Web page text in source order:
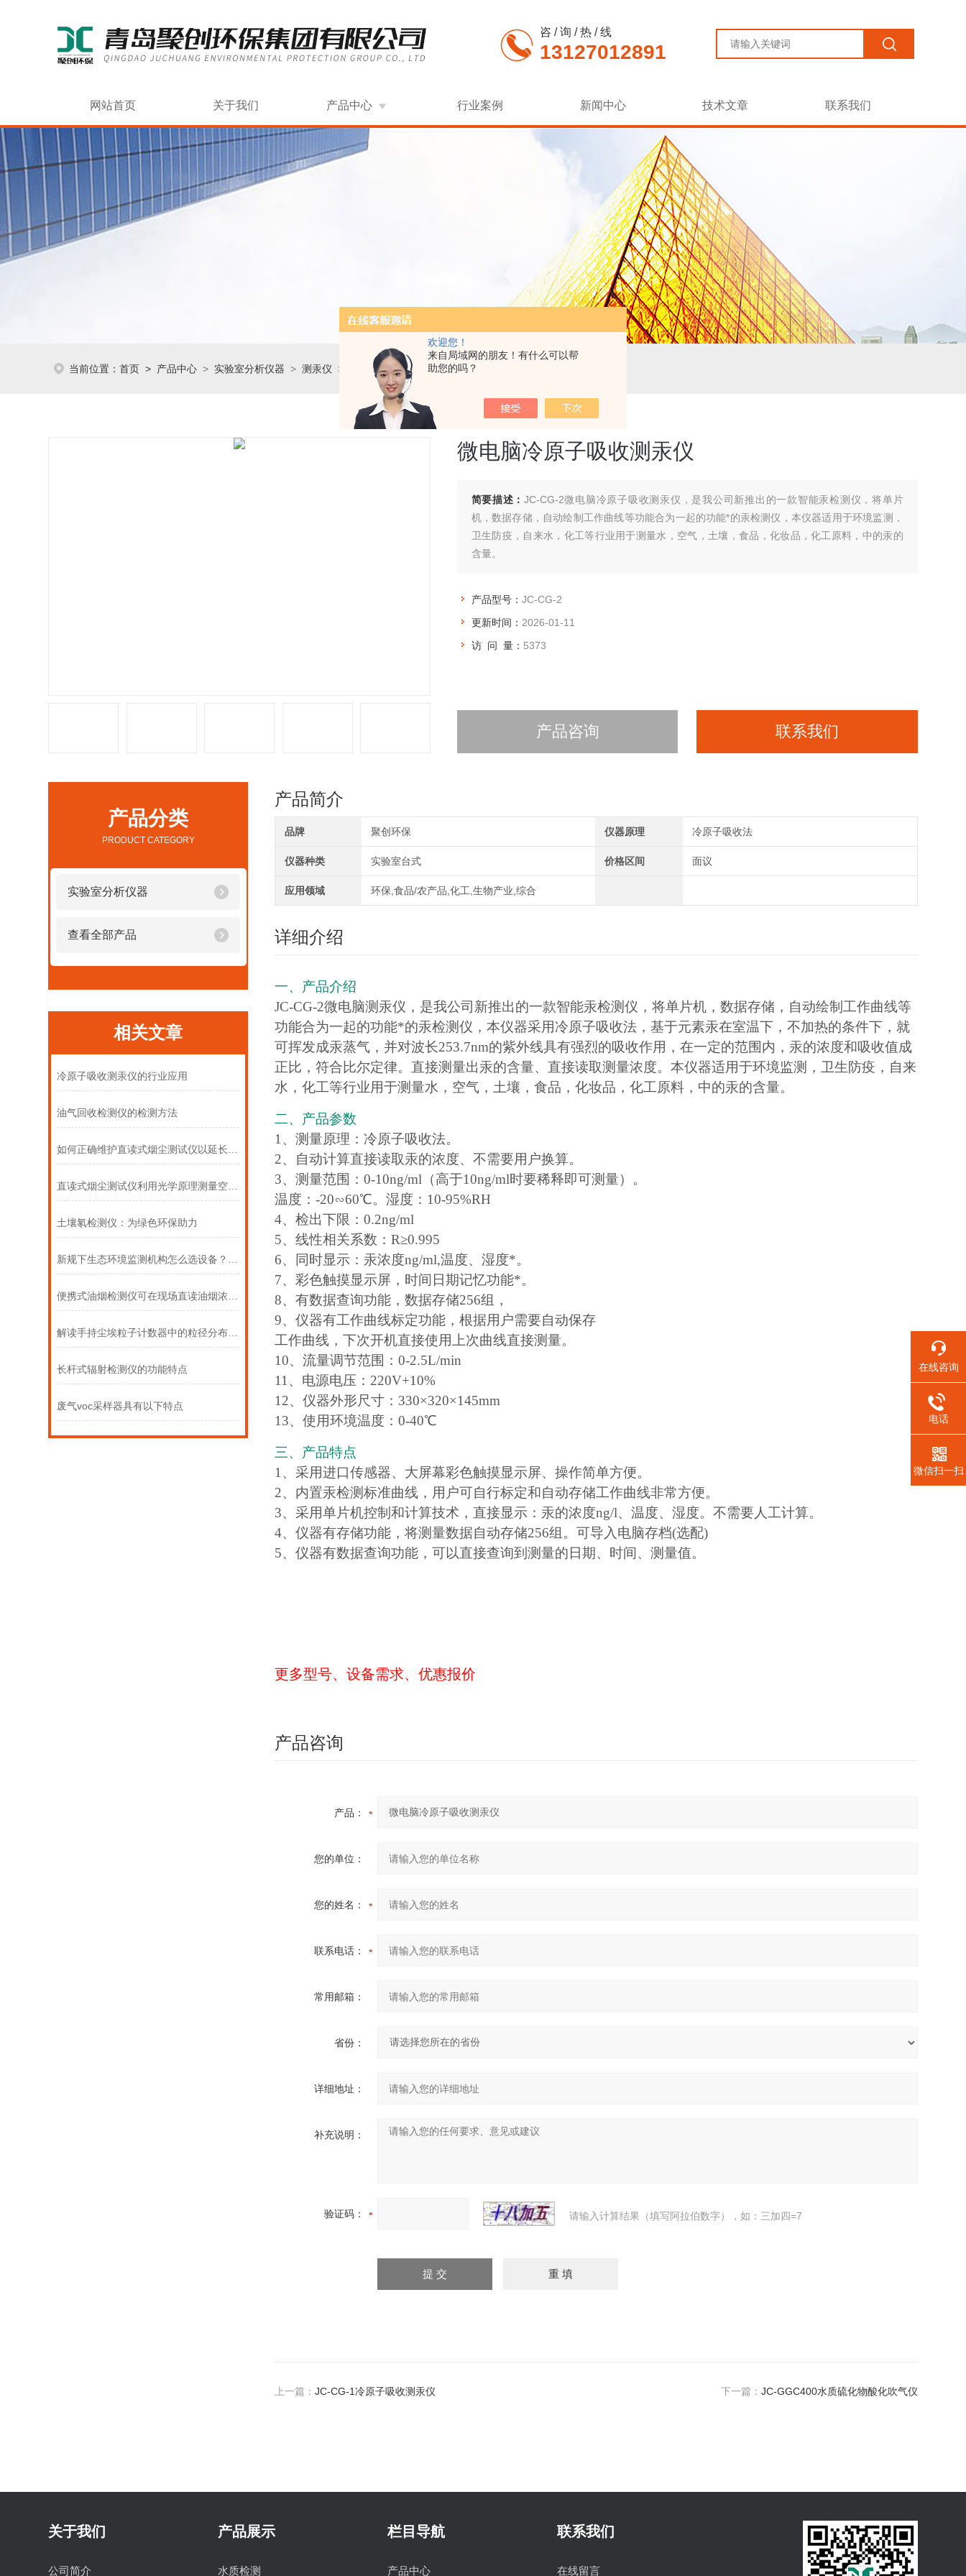
欢迎您！
来自局域网的朋友！有什么可以帮
助您的吗？
咨 / 询 / 热 / 线
13127012891
网站首页 关于我们 产品中心 行业案例 新闻中心 技术文章 联系我们
当前位置： 首页 > 产品中心 > 实验室分析仪器 > 测汞仪 > JC-CG-2微电脑冷原子吸收测汞仪
微电脑冷原子吸收测汞仪
简要描述： JC-CG-2微电脑冷原子吸收测汞仪，是我公司新推出的一款智能汞检测仪，将单片
机，数据存储，自动绘制工作曲线等功能合为一起的功能*的汞检测仪，本仪器适用于环境监测，
卫生防疫，自来水，化工等行业用于测量水，空气，土壤，食品，化妆品，化工原料，中的汞的
含量。
产品型号： JC-CG-2
更新时间： 2026-01-11
访 问 量： 5373
产品咨询 联系我们
产品分类
PRODUCT CATEGORY
实验室分析仪器
查看全部产品
相关文章
冷原子吸收测汞仪的行业应用
油气回收检测仪的检测方法
土壤氡检测仪：为绿色环保助力
长杆式辐射检测仪的功能特点
废气voc采样器具有以下特点
产品简介
品牌 聚创环保 仪器原理 冷原子吸收法
仪器种类 实验室台式 价格区间 面议
应用领域 环保,食品/农产品,化工,生物产业,综合
详细介绍
一、产品介绍
JC-CG-2微电脑测汞仪，是我公司新推出的一款智能汞检测仪，将单片机，数据存储，自动绘制工作曲线等
功能合为一起的功能*的汞检测仪，本仪器采用冷原子吸收法，基于元素汞在室温下，不加热的条件下，就
可挥发成汞蒸气，并对波长253.7nm的紫外线具有强烈的吸收作用，在一定的范围内，汞的浓度和吸收值成
正比，符合比尔定律。直接测量出汞的含量、直接读取测量浓度。本仪器适用于环境监测，卫生防疫，自来
水，化工等行业用于测量水，空气，土壤，食品，化妆品，化工原料，中的汞的含量。
二、产品参数
1、测量原理：冷原子吸收法。
2、自动计算直接读取汞的浓度、不需要用户换算。
3、测量范围：0-10ng/ml（高于10ng/ml时要稀释即可测量）。
温度：-20∽60℃。湿度：10-95%RH
4、检出下限：0.2ng/ml
5、线性相关系数：R≥0.995
6、同时显示：汞浓度ng/ml,温度、湿度*。
7、彩色触摸显示屏，时间日期记忆功能*。
8、有数据查询功能，数据存储256组，
9、仪器有工作曲线标定功能，根据用户需要自动保存
工作曲线，下次开机直接使用上次曲线直接测量。
10、流量调节范围：0-2.5L/min
11、电源电压：220V+10%
12、仪器外形尺寸：330×320×145mm
13、使用环境温度：0-40℃
三、产品特点
1、采用进口传感器、大屏幕彩色触摸显示屏、操作简单方便。
2、内置汞检测标准曲线，用户可自行标定和自动存储工作曲线非常方便。
3、采用单片机控制和计算技术，直接显示：汞的浓度ng/l、温度、湿度。不需要人工计算。
4、仪器有存储功能，将测量数据自动存储256组。可导入电脑存档(选配)
5、仪器有数据查询功能，可以直接查询到测量的日期、时间、测量值。
更多型号、设备需求、优惠报价
产品咨询
产品：
您的单位：
您的姓名：
联系电话：
常用邮箱：
省份：
详细地址：
补充说明：
验证码： 请输入计算结果（填写阿拉伯数字），如：三加四=7
上一篇： JC-CG-1冷原子吸收测汞仪 下一篇： JC-GGC400水质硫化物酸化吹气仪
关于我们
公司简介
产品展示
水质检测
栏目导航
产品中心
联系我们
在线留言
在线咨询
电话
微信扫一扫